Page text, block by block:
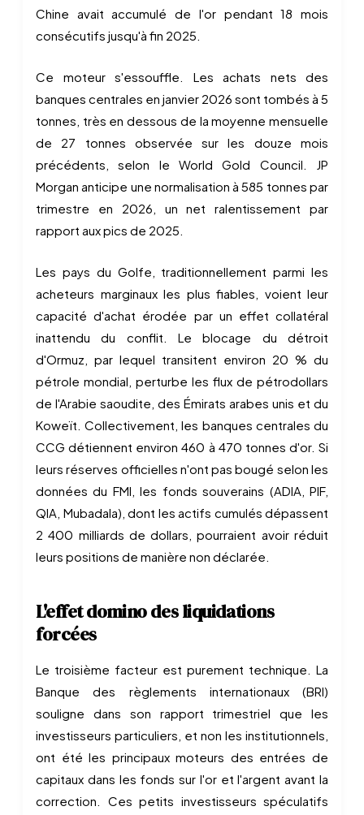
Chine avait accumulé de l'or pendant 18 mois
consécutifs jusqu'à fin 2025.
Ce moteur s'essouffle. Les achats nets des
banques centrales en janvier 2026 sont tombés à 5
tonnes, très en dessous de la moyenne mensuelle
de 27 tonnes observée sur les douze mois
précédents, selon le World Gold Council. JP
Morgan anticipe une normalisation à 585 tonnes par
trimestre en 2026, un net ralentissement par
rapport aux pics de 2025.
Les pays du Golfe, traditionnellement parmi les
acheteurs marginaux les plus fiables, voient leur
capacité d'achat érodée par un effet collatéral
inattendu du conflit. Le blocage du détroit
d'Ormuz, par lequel transitent environ 20 % du
pétrole mondial, perturbe les flux de pétrodollars
de l'Arabie saoudite, des Émirats arabes unis et du
Koweït. Collectivement, les banques centrales du
CCG détiennent environ 460 à 470 tonnes d'or. Si
leurs réserves officielles n'ont pas bougé selon les
données du FMI, les fonds souverains (ADIA, PIF,
QIA, Mubadala), dont les actifs cumulés dépassent
2 400 milliards de dollars, pourraient avoir réduit
leurs positions de manière non déclarée.
L'effet domino des liquidations
forcées
Le troisième facteur est purement technique. La
Banque des règlements internationaux (BRI)
souligne dans son rapport trimestriel que les
investisseurs particuliers, et non les institutionnels,
ont été les principaux moteurs des entrées de
capitaux dans les fonds sur l'or et l'argent avant la
correction. Ces petits investisseurs spéculatifs